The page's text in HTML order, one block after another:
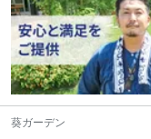
葵ガーデン